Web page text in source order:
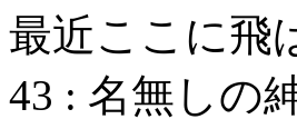
最近ここに飛
43 : 名無しの